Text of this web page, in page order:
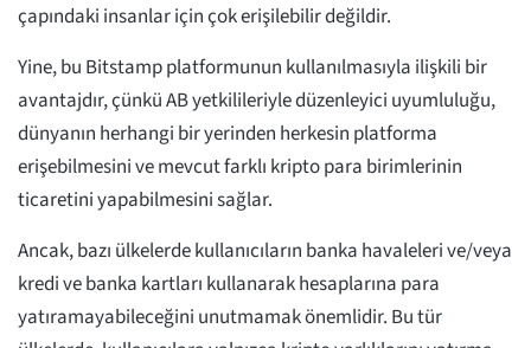
çapındaki insanlar için çok erişilebilir değildir.
Yine, bu Bitstamp platformunun kullanılmasıyla ilişkili bir
avantajdır, çünkü AB yetkilileriyle düzenleyici uyumluluğu,
dünyanın herhangi bir yerinden herkesin platforma
erişebilmesini ve mevcut farklı kripto para birimlerinin
ticaretini yapabilmesini sağlar.
Ancak, bazı ülkelerde kullanıcıların banka havaleleri ve/veya
kredi ve banka kartları kullanarak hesaplarına para
yatıramayabileceğini unutmamak önemlidir. Bu tür